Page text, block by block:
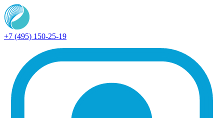
+7 (495) 150-25-19